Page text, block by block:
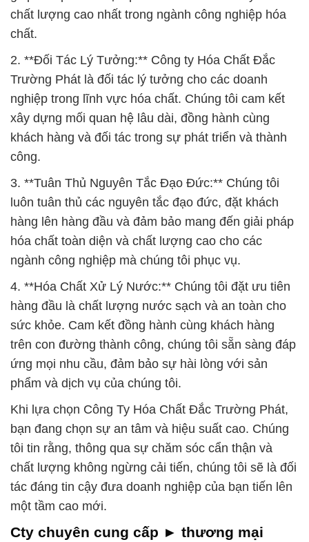
chất lượng cao nhất trong ngành công nghiệp hóa
chất.
2. **Đối Tác Lý Tưởng:** Công ty Hóa Chất Đắc
Trường Phát là đối tác lý tưởng cho các doanh
nghiệp trong lĩnh vực hóa chất. Chúng tôi cam kết
xây dựng mối quan hệ lâu dài, đồng hành cùng
khách hàng và đối tác trong sự phát triển và thành
công.
3. **Tuân Thủ Nguyên Tắc Đạo Đức:** Chúng tôi
luôn tuân thủ các nguyên tắc đạo đức, đặt khách
hàng lên hàng đầu và đảm bảo mang đến giải pháp
hóa chất toàn diện và chất lượng cao cho các
ngành công nghiệp mà chúng tôi phục vụ.
4. **Hóa Chất Xử Lý Nước:** Chúng tôi đặt ưu tiên
hàng đầu là chất lượng nước sạch và an toàn cho
sức khỏe. Cam kết đồng hành cùng khách hàng
trên con đường thành công, chúng tôi sẵn sàng đáp
ứng mọi nhu cầu, đảm bảo sự hài lòng với sản
phẩm và dịch vụ của chúng tôi.
Khi lựa chọn Công Ty Hóa Chất Đắc Trường Phát,
bạn đang chọn sự an tâm và hiệu suất cao. Chúng
tôi tin rằng, thông qua sự chăm sóc cẩn thận và
chất lượng không ngừng cải tiến, chúng tôi sẽ là đối
tác đáng tin cậy đưa doanh nghiệp của bạn tiến lên
một tầm cao mới.
Cty chuyên cung cấp ► thương mại